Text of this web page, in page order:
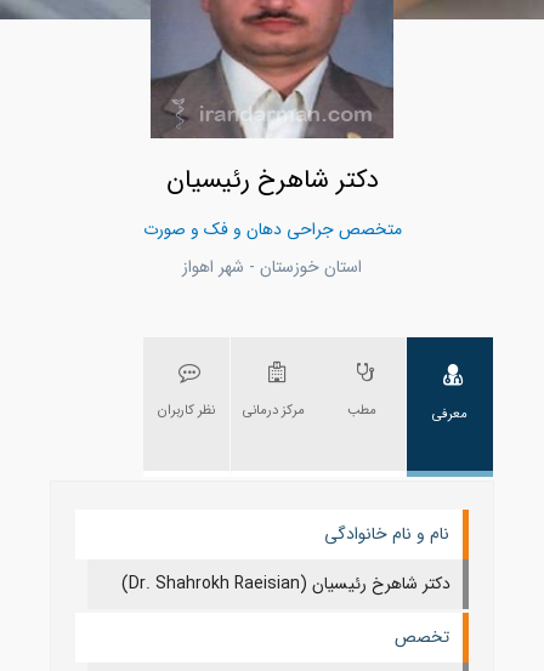
دکتر شاهرخ رئیسیان
متخصص جراحی دهان و فک و صورت
استان خوزستان - شهر اهواز
معرفی مطب مرکز درمانی نظر کاربران
نام و نام خانوادگی
دکتر شاهرخ رئیسیان (Dr. Shahrokh Raeisian)
تخصص